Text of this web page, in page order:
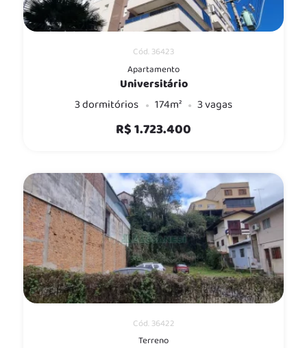
Cód. 36423
Apartamento
Universitário
3 dormitórios
174m² 3 vagas
R$ 1.723.400
Cód. 36422
Terreno